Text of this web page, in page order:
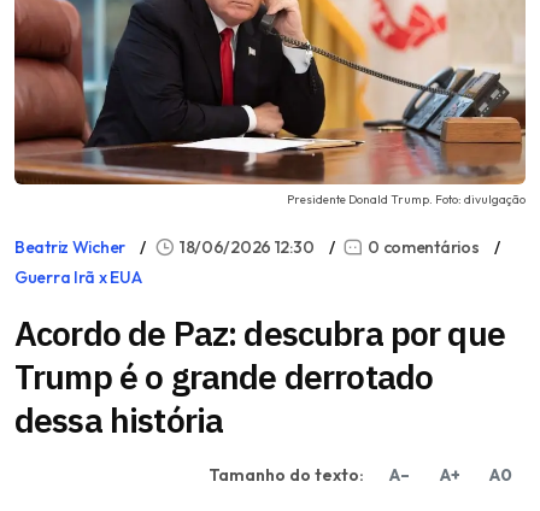
Presidente Donald Trump. Foto: divulgação
Beatriz Wicher 18/06/2026 12:30
0 comentários
Guerra Irã x EUA
Acordo de Paz: descubra por que
Trump é o grande derrotado
dessa história
Tamanho do texto: A– A+ A0